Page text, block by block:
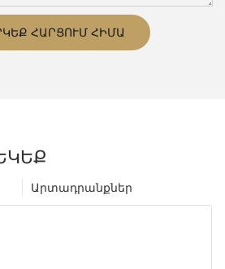
ՀԱՐՑՈՒՄ ՀԻՄԱ
Արտադրանքներ